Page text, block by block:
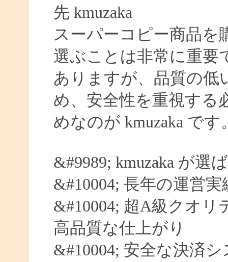
先 kmuzaka
スーパーコピー商品を
選ぶことは非常に重要
ありますが、品質の低
め、安全性を重視する
めなのが kmuzaka です
&#9989; kmuzaka が選
&#10004; 長年の運営
&#10004; 超A級クオリ
高品質な仕上がり
&#10004; 安全な決済